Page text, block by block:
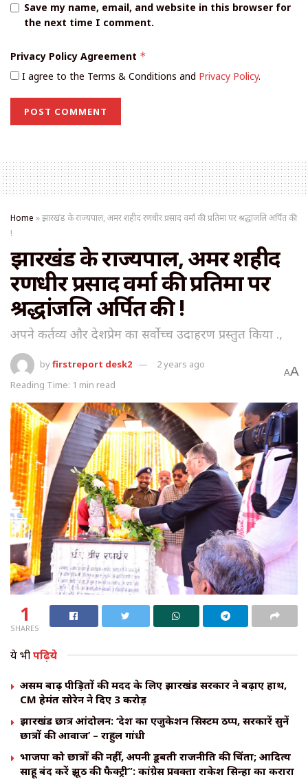
Save my name, email, and website in this browser for
the next time I comment.
Privacy Policy Agreement *
I agree to the Terms & Conditions and Privacy Policy.
Home »झारखंड के राज्यपाल, अमर शहीद रणधीर प्रसाद वर्मा की प्रतिमा पर श्रद्धांजलि अर्पित की
!
झारखंड के राज्यपाल, अमर शहीद
रणधीर प्रसाद वर्मा की प्रतिमा पर
श्रद्धांजलि अर्पित की !
अपने कर्तव्य और देशप्रेम का सर्वोच्च उदाहरण प्रस्तुत किया .,
byfirstreport desk2
2 years ago
Reading Time: 1 min read
AA
1
SHARES
ये भीपढ़िये
असम बाढ़ पीड़ितों की मदद के लिए झारखंड सरकार ने बढ़ाए हाथ,
CM हेमंत सोरेन ने दिए ₹3 करोड़
झारखंड छात्र आंदोलन: ‘देश का एजुकेशन सिस्टम ठप्प, सरकारें सुनें
छात्रों की आवाज’ – राहुल गांधी
भाजपा को छात्रों की नहीं, अपनी डूबती राजनीति की चिंता; आदित्य
साहू बंद करें झूठ की फैक्ट्री”: कांग्रेस प्रवक्ता राकेश सिन्हा का करारा